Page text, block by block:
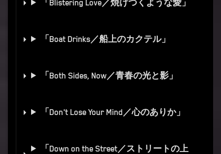
「Blistering Love／焼けつくような愛」
「Boat Drinks／船上のカクテル」
「Both Sides, Now／青春の光と影」
「Don't Lose Your Mind／心のありか」
「Down on the Street／ストリートの上